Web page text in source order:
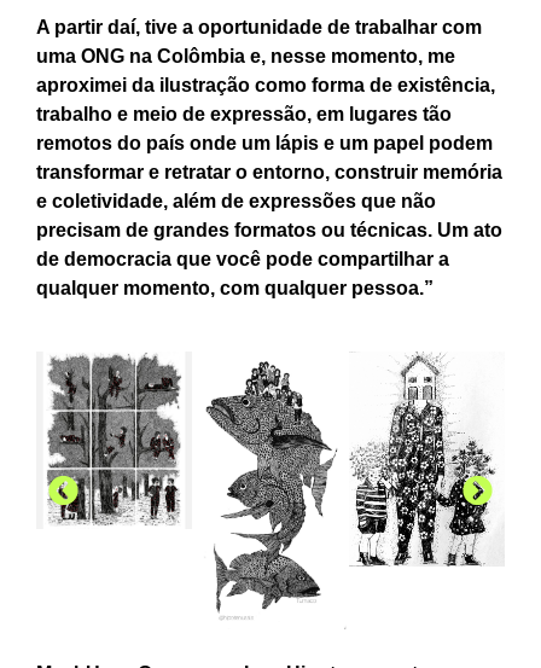
A partir daí, tive a oportunidade de trabalhar com
uma ONG na Colômbia e, nesse momento, me
aproximei da ilustração como forma de existência,
trabalho e meio de expressão, em lugares tão
remotos do país onde um lápis e um papel podem
transformar e retratar o entorno, construir memória
e coletividade, além de expressões que não
precisam de grandes formatos ou técnicas. Um ato
de democracia que você pode compartilhar a
qualquer momento, com qualquer pessoa.”